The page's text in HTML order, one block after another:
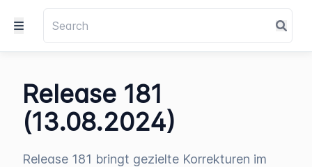
Release 181
(13.08.2024)
Release 181 bringt gezielte Korrekturen im